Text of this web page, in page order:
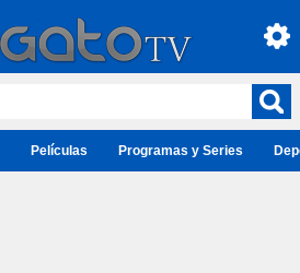
Películas Programas y Series